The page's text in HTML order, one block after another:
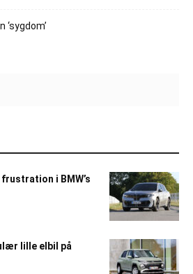
‘sygdom’
i BMW’s
lille elbil på